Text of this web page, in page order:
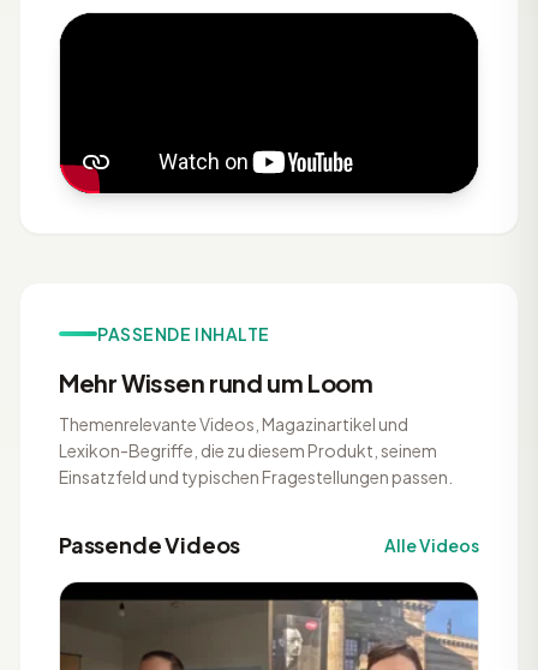
PASSENDE INHALTE
Mehr Wissen rund um Loom
Themenrelevante Videos, Magazinartikel und
Lexikon-Begriffe, die zu diesem Produkt, seinem
Einsatzfeld und typischen Fragestellungen passen.
Passende Videos Alle Videos